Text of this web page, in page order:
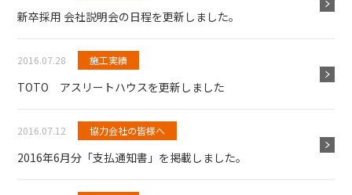
新卒採用 会社説明会の日程を更新しました。
2016.07.28 施工実績
TOTO アスリートハウスを更新しました
2016.07.12 協力会社の皆様へ
2016年6月分「支払通知書」を掲載しました。